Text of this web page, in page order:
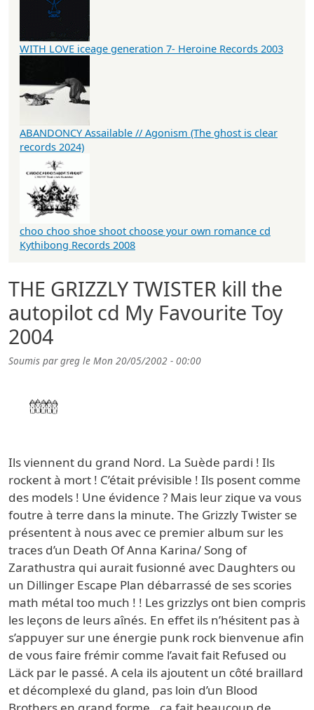
THE GRIZZLY TWISTER kill the
autopilot cd My Favourite Toy
2004
Soumis pargreg le Mon 20/05/2002 - 00:00
Ils viennent du grand Nord. La Suède pardi ! Ils
rockent à mort ! C’était prévisible ! Ils posent comme
des models ! Une évidence ? Mais leur zique va vous
foutre à terre dans la minute. The Grizzly Twister se
présentent à nous avec ce premier album sur les
traces d’un Death Of Anna Karina/ Song of
Zarathustra qui aurait fusionné avec Daughters ou
un Dillinger Escape Plan débarrassé de ses scories
math métal too much ! ! Les grizzlys ont bien compris
les leçons de leurs aînés. En effet ils n’hésitent pas à
s’appuyer sur une énergie punk rock bienvenue afin
de vous faire frémir comme l’avait fait Refused ou
Läck par le passé. A cela ils ajoutent un côté braillard
et décomplexé du gland, pas loin d’un Blood
WITH LOVE iceage generation 7- Heroine Records 2003
ABANDONCY Assailable // Agonism (The ghost is clear
records 2024)
choo choo shoe shoot choose your own romance cd
Kythibong Records 2008